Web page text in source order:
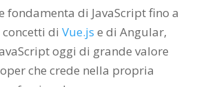
fondamenta di JavaScript fino a
di Vue.js e di Angular,
oggi di grande valore
che crede nella propria